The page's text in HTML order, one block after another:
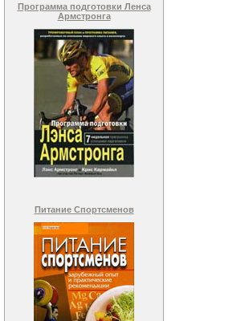
Программа подготовки Ленса
Армстронга
Питание Спортсменов